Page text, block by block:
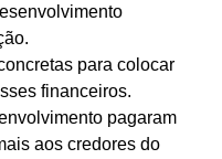
para colocar
financeiros.
pagaram
aos credores do